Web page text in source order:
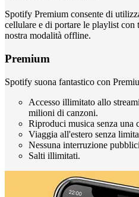
Spotify Premium consente di
cellulare e di portare le playlist con
nostra modalità offline.
Premium
Spotify suona fantastico con
Accesso illimitato allo
milioni di canzoni.
Riproduci musica senza una
Viaggia all'estero senza
Nessuna interruzione
Salti illimitati.